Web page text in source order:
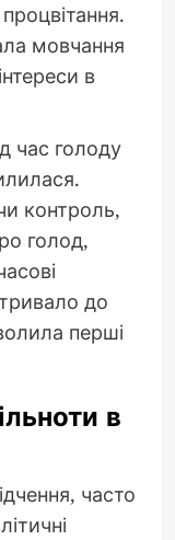
мовчання
в
час голоду
контроль,
голод,
до
перші
в
часто